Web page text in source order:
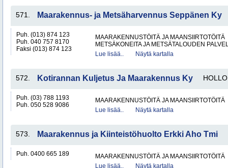
571. Maarakennus- ja Metsäharvennus Seppänen Ky
Puh. (013) 874 123
Puh. 040 757 8170
Faksi (013) 874 123
MAARAKENNUSTÖITÄ JA MAANSIIRTOTÖITÄ
METSÄKONEITA JA METSÄTALOUDEN
Lue lisää..
Näytä kartalla
572. Kotirannan Kuljetus Ja Maarakennus Ky
Puh. (03) 788 1193
Puh. 050 528 9086
MAARAKENNUSTÖITÄ JA MAANSIIRTOTÖITÄ
Lue lisää..
Näytä kartalla
573. Maarakennus ja Kiinteistöhuolto Erkki Aho Tmi
Puh. 0400 665 189
MAARAKENNUSTÖITÄ JA MAANSIIRTOTÖITÄ
Lue lisää..
Näytä kartalla